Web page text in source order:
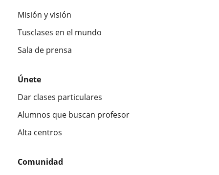
Misión y visión
Tusclases en el mundo
Sala de prensa
Únete
Dar clases particulares
Alumnos que buscan profesor
Alta centros
Comunidad